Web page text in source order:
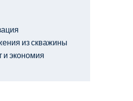
из скважины
экономия